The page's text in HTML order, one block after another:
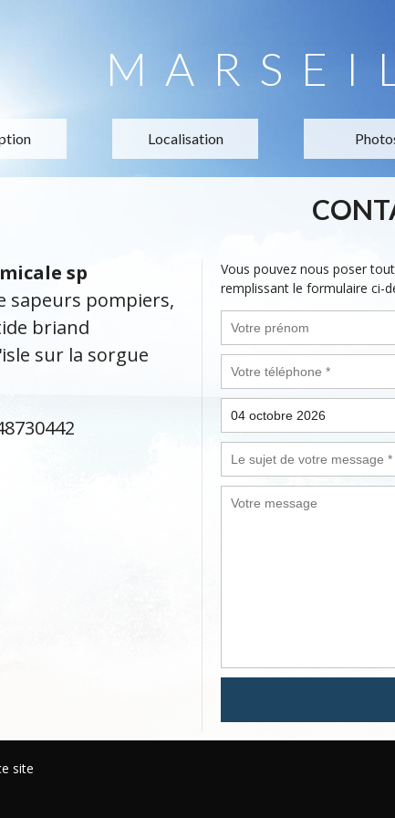
Localisation
sp
sapeurs pompiers,
briand
sur la sorgue
Vous pouvez nous poser
remplissant le formulaire ci-
site